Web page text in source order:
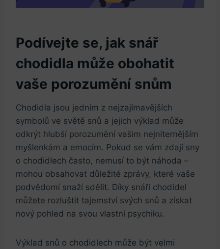
Podívejte se, jak snář
chodidla může obohatit
vaše porozumění snům
Chodidla jsou jedním z nejzajímavějších
symbolů ve světě snů a jejich výklad může
odkrýt hlubší porozumění vašim nejniternějším
myšlenkám a emocím. Pokud se vám zdají sny
o chodidlech často, nemusí to být náhoda –
mohou obsahovat důležité zprávy, které vaše
podvědomí snaží sdělit. Díky snáři chodidel
můžete rozluštit tajemství svých snů a získat
nový pohled na svou vlastní psychiku.
Výklad snů o chodidlech může být velmi